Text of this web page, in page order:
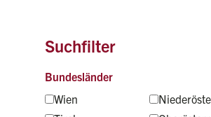
Suchfilter
Bundesländer
Wien